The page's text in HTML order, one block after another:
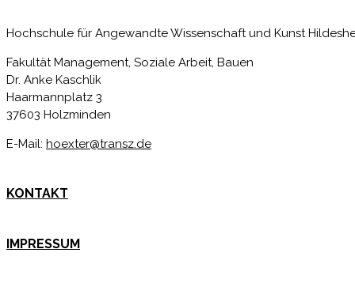
Hochschule für Angewandte Wissenschaft und Kunst
Fakultät Management, Soziale Arbeit, Bauen
Dr. Anke Kaschlik
Haarmannplatz 3
37603 Holzminden
E-Mail: hoexter@transz.de
KONTAKT
IMPRESSUM